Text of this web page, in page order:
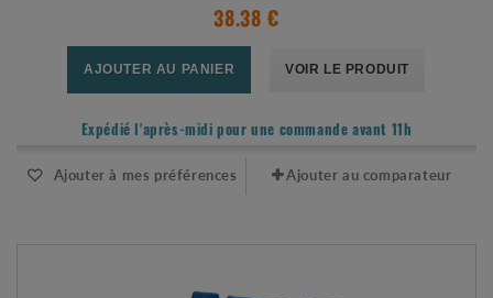
38.38 €
AJOUTER AU PANIER VOIR LE PRODUIT
Expédié l'après-midi pour une commande avant 11h
Ajouter à mes préférences Ajouter au comparateur